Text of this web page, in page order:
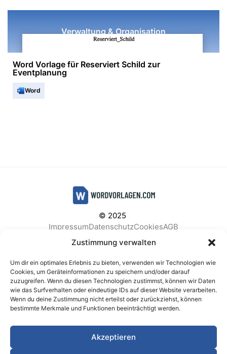
Zustimmung verwalten
Um dir ein optimales Erlebnis zu bieten, verwenden wir Technologien wie
Cookies, um Geräteinformationen zu speichern und/oder darauf
zuzugreifen. Wenn du diesen Technologien zustimmst, können wir Daten
wie das Surfverhalten oder eindeutige IDs auf dieser Website verarbeiten.
Wenn du deine Zustimmung nicht erteilst oder zurückziehst, können
bestimmte Merkmale und Funktionen beeinträchtigt werden.
Akzeptieren
Verwaltung & Organisation
Word Vorlage für Reserviert Schild zur
Eventplanung
Word
© 2025
ImpressumDatenschutzCookiesAGB
Facebook
Instagram
BELIEBTE KATEGORIEN
Berichte & Analysen Business
Einkauf & Beschaffung
Gesundheit & Vorsorge